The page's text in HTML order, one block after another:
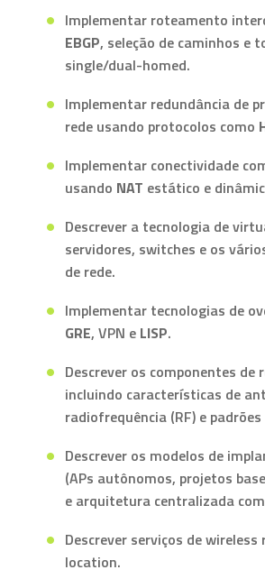
Implementar roteamento
EBGP, seleção de caminhos e
single/dual-homed.
Implementar redundância de
rede usando protocolos como
Implementar conectividade
usando NAT estático e
Descrever a tecnologia de
servidores, switches e os
de rede.
Implementar tecnologias de
GRE, VPN e LISP.
Descrever os componentes de
incluindo características de
radiofrequência (RF) e
Descrever os modelos de
(APs autônomos, projetos
e arquitetura centralizada com
Descrever serviços de wireless
location.